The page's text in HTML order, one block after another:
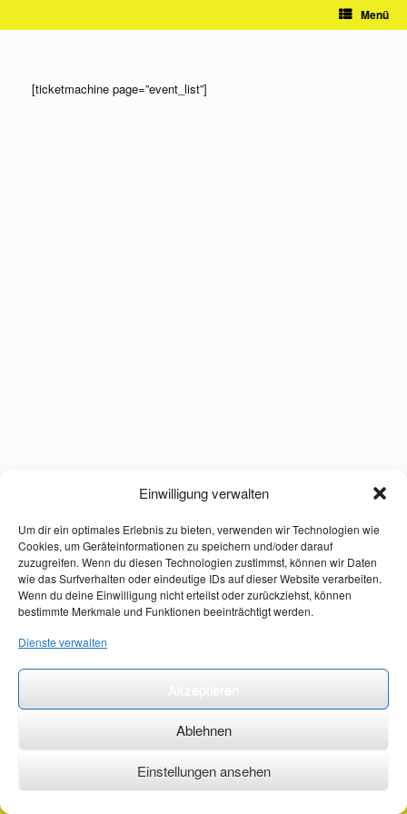
Einwilligung verwalten
Um dir ein optimales Erlebnis zu bieten, verwenden wir Technologien wie
Cookies, um Geräteinformationen zu speichern und/oder darauf
zuzugreifen. Wenn du diesen Technologien zustimmst, können wir Daten
wie das Surfverhalten oder eindeutige IDs auf dieser Website verarbeiten.
Wenn du deine Einwilligung nicht erteilst oder zurückziehst, können
bestimmte Merkmale und Funktionen beeinträchtigt werden.
Dienste verwalten
Ablehnen
Einstellungen ansehen
Menü
[ticketmachine page=”event_list”]
©2026 ·erstehilfekurs-mauch.de ·AGB ·Datenschutzerklärung ·Impressum ·